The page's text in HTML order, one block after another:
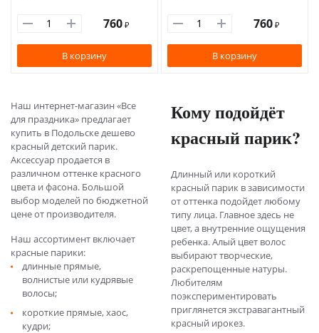
760 ₽
В корзину
760 ₽
В корзину
Наш интернет-магазин «Все
для праздника» предлагает
купить в Подольске дешево
красный детский парик.
Аксессуар продается в
различном оттенке красного
цвета и фасона. Большой
выбор моделей по бюджетной
цене от производителя.
Наш ассортимент включает
красные парики:
длинные прямые,
волнистые или кудрявые
волосы;
короткие прямые, хаос,
кудри;
Кому подойдёт
красный парик?
Длинный или короткий
красный парик в зависимости
от оттенка подойдет любому
типу лица. Главное здесь не
цвет, а внутренние ощущения
ребенка. Алый цвет волос
выбирают творческие,
раскрепощенные натуры.
Любителям
поэкспериментировать
приглянется экстравагантный
красный ирокез.